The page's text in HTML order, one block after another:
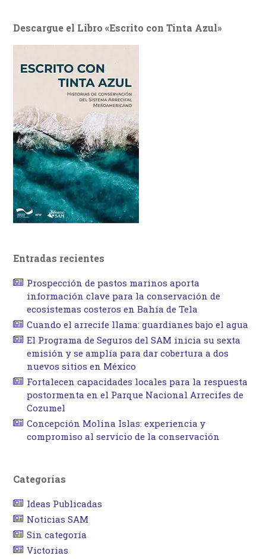
Descargue el Libro «Escrito con Tinta Azul»
Entradas recientes
Prospección de pastos marinos aporta
información clave para la conservación de
ecosistemas costeros en Bahía de Tela
Cuando el arrecife llama: guardianes bajo el agua
El Programa de Seguros del SAM inicia su sexta
emisión y se amplía para dar cobertura a dos
nuevos sitios en México
Fortalecen capacidades locales para la respuesta
postormenta en el Parque Nacional Arrecifes de
Cozumel
Concepción Molina Islas: experiencia y
compromiso al servicio de la conservación
Categorías
Ideas Publicadas
Noticias SAM
Sin categoría
Victorias